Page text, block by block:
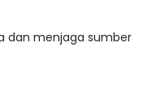
dan menjaga sumber